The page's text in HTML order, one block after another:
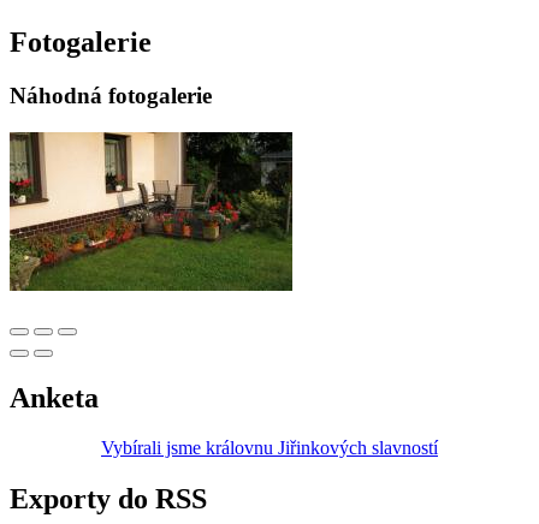
Fotogalerie
Náhodná fotogalerie
Anketa
Vybírali jsme královnu Jiřinkových slavností
Exporty do RSS